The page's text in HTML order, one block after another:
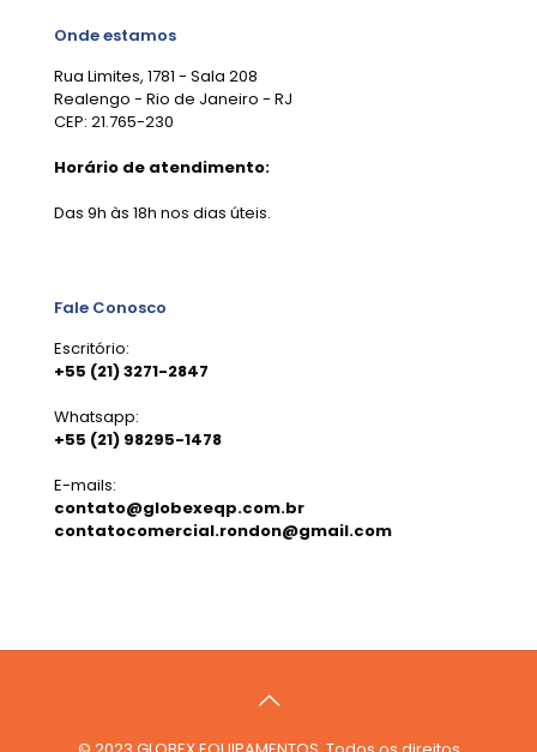
Onde estamos
Rua Limites, 1781 - Sala 208
Realengo - Rio de Janeiro - RJ
CEP: 21.765-230
Horário de atendimento:
Das 9h às 18h nos dias úteis.
Fale Conosco
Escritório:
+55 (21) 3271-2847
Whatsapp:
+55 (21) 98295-1478
E-mails:
contato@globexeqp.com.br
contatocomercial.rondon@gmail.com